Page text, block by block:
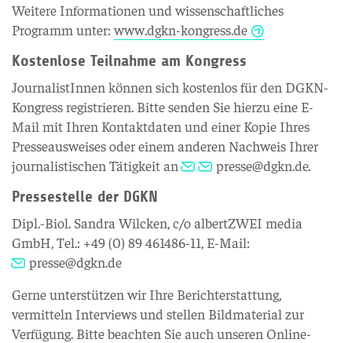
Weitere Informationen und wissenschaftliches
Programm unter:www.dgkn-kongress.de
Kostenlose Teilnahme am Kongress
JournalistInnen können sich kostenlos für den DGKN-
Kongress registrieren. Bitte senden Sie hierzu eine E-
Mail mit Ihren Kontaktdaten und einer Kopie Ihres
Presseausweises oder einem anderen Nachweis Ihrer
journalistischen Tätigkeit an
presse@dgkn.de.
Pressestelle der DGKN
Dipl.-Biol. Sandra Wilcken, c/o albertZWEI media
GmbH, Tel.: +49 (0) 89 461486-11, E-Mail:
presse@dgkn.de
Gerne unterstützen wir Ihre Berichterstattung,
vermitteln Interviews und stellen Bildmaterial zur
Verfügung. Bitte beachten Sie auch unseren Online-